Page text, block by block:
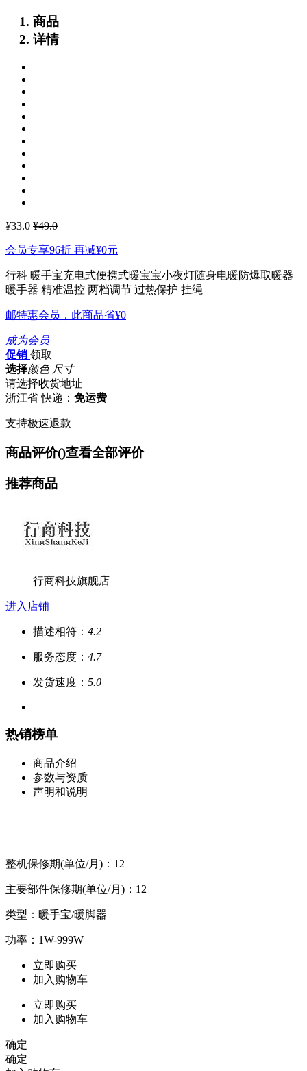
商品
详情
¥33.0 ¥49.0
会员专享96折 再减¥0元
行科 暖手宝充电式便携式暖宝宝小夜灯随身电暖防爆取暖器
暖手器 精准温控 两档调节 过热保护 挂绳
邮特惠会员，此商品省¥0
成为会员
促销 领取
选择颜色 尺寸
请选择收货地址
浙江省|快递： 免运费
支持极速退款
商品评价()查看全部评价
推荐商品
行商科技旗舰店
进入店铺
描述相符： 4.2
服务态度： 4.7
发货速度： 5.0
热销榜单
商品介绍
参数与资质
声明和说明
整机保修期(单位/月)：12
主要部件保修期(单位/月)：12
类型：暖手宝/暖脚器
功率：1W-999W
立即购买
加入购物车
立即购买
加入购物车
确定
确定